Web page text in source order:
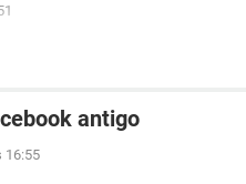
antigo
16:55